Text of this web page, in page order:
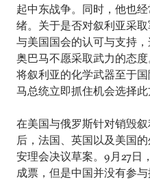
起中东战争。同时，他也
绪。关于是否对叙利亚采
与美国国会的认可与支持
奥巴马不愿采取武力的态
将叙利亚的化学武器至于
马总统立即抓住机会选择此
在美国与俄罗斯针对销毁
后，法国、英国以及美国
安理会决议草案。9月27日
成票，但是中国并没有参